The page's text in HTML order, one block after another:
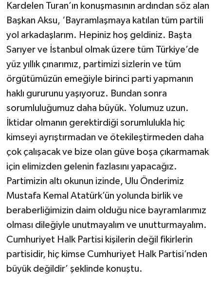
Kardelen Turan’ın konuşmasının ardından söz alan
Başkan Aksu, ‘Bayramlaşmaya katılan tüm partili
yol arkadaşlarım. Hepiniz hoş geldiniz. Başta
Sarıyer ve İstanbul olmak üzere tüm Türkiye’de
yüz yıllık çınarımız, partimizi sizlerin ve tüm
örgütümüzün emeğiyle birinci parti yapmanın
haklı gururunu yaşıyoruz. Bundan sonra
sorumluluğumuz daha büyük. Yolumuz uzun.
İktidar olmanın gerektirdiği sorumlulukla hiç
kimseyi ayrıştırmadan ve ötekileştirmeden daha
çok çalışacak ve bize olan güve boşa çıkarmamak
için elimizden gelenin fazlasını yapacağız.
Partimizin altı okunun izinde, Ulu Önderimiz
Mustafa Kemal Atatürk’ün yolunda birlik ve
beraberliğimizin daim olduğu nice bayramlarımız
olması dileğiyle unutmayalım ve unutturmayalım.
Cumhuriyet Halk Partisi kişilerin değil fikirlerin
partisidir, hiç kimse Cumhuriyet Halk Partisi’nden
büyük değildir’ şeklinde konuştu.